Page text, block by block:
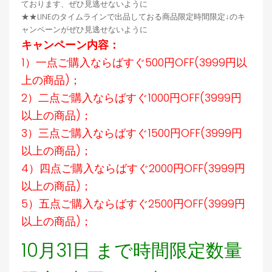
ております、ぜひ見逃せないように
★★LINEのタイムラインで出品しておる商品限定時間限定↓のキ
ャンペーンがぜひ見逃せないように
キャンペーン内容：
1）一点ご購入ならばすぐ500円OFF(3999円以
上の商品)；
2）二点ご購入ならばすぐ1000円OFF(3999円
以上の商品)；
3）三点ご購入ならばすぐ1500円OFF(3999円
以上の商品)；
4）四点ご購入ならばすぐ2000円OFF(3999円
以上の商品)；
5）五点ご購入ならばすぐ2500円OFF(3999円
以上の商品)；
10月31日 まで時間限定数量